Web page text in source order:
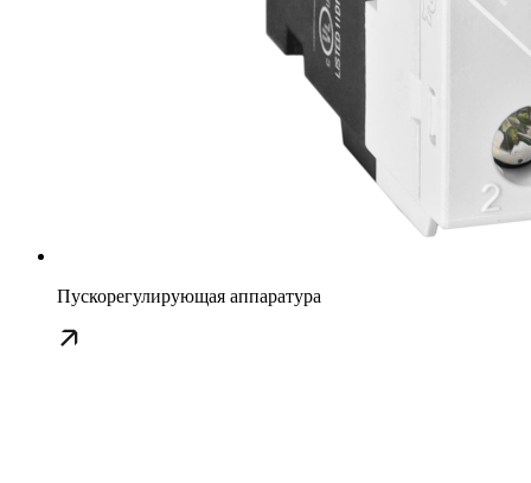
Пускорегулирующая аппаратура